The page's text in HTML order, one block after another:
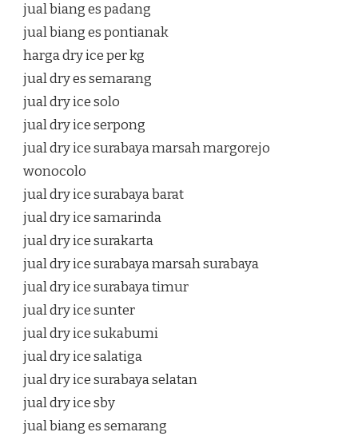
jual biang es padang
jual biang es pontianak
harga dry ice per kg
jual dry es semarang
jual dry ice solo
jual dry ice serpong
jual dry ice surabaya marsah margorejo
wonocolo
jual dry ice surabaya barat
jual dry ice samarinda
jual dry ice surakarta
jual dry ice surabaya marsah surabaya
jual dry ice surabaya timur
jual dry ice sunter
jual dry ice sukabumi
jual dry ice salatiga
jual dry ice surabaya selatan
jual dry ice sby
jual biang es semarang